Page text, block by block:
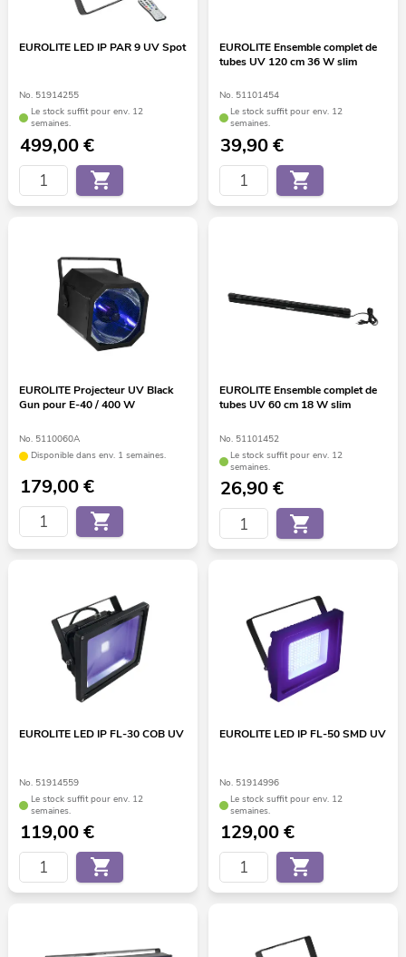
EUROLITE LED IP PAR 9 UV Spot
No. 51914255
Le stock suffit pour env. 12
semaines.
499,00€
EUROLITE Ensemble complet de
tubes UV 120 cm 36 W slim
No. 51101454
Le stock suffit pour env. 12
semaines.
39,90€
EUROLITE Projecteur UV Black
Gun pour E-40 / 400 W
No. 5110060A
Disponible dans env. 1 semaines.
179,00€
EUROLITE Ensemble complet de
tubes UV 60 cm 18 W slim
No. 51101452
Le stock suffit pour env. 12
semaines.
26,90€
EUROLITE LED IP FL-30 COB UV
No. 51914559
Le stock suffit pour env. 12
semaines.
119,00€
EUROLITE LED IP FL-50 SMD UV
No. 51914996
Le stock suffit pour env. 12
semaines.
129,00€